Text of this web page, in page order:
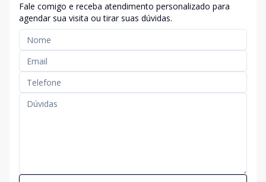
Fale comigo e receba atendimento personalizado para
agendar sua visita ou tirar suas dúvidas.